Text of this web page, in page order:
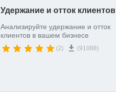
Удержание и отток клиентов
Анализируйте удержание и отток
клиентов в вашем бизнесе
(2) (91088)